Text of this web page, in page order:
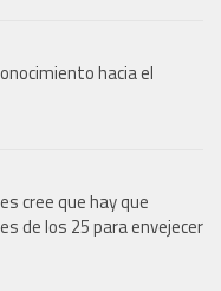
hacia el
cree que hay que
de los 25 para envejecer